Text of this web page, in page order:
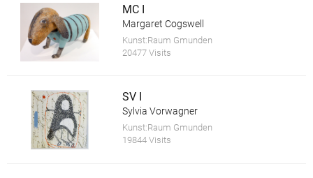
MC I
Margaret Cogswell
Kunst:Raum Gmunden
20477 Visits
SV I
Sylvia Vorwagner
Kunst:Raum Gmunden
19844 Visits